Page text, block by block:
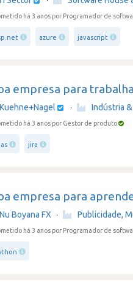
há 3 anos por Programador de
azure javascript
empresa para
Kuehne+Nagel · Indústria
há 3 anos por Gestor de produto
jira
empresa para
Nu Boyana FX · Publicidade,
há 3 anos por Programador de